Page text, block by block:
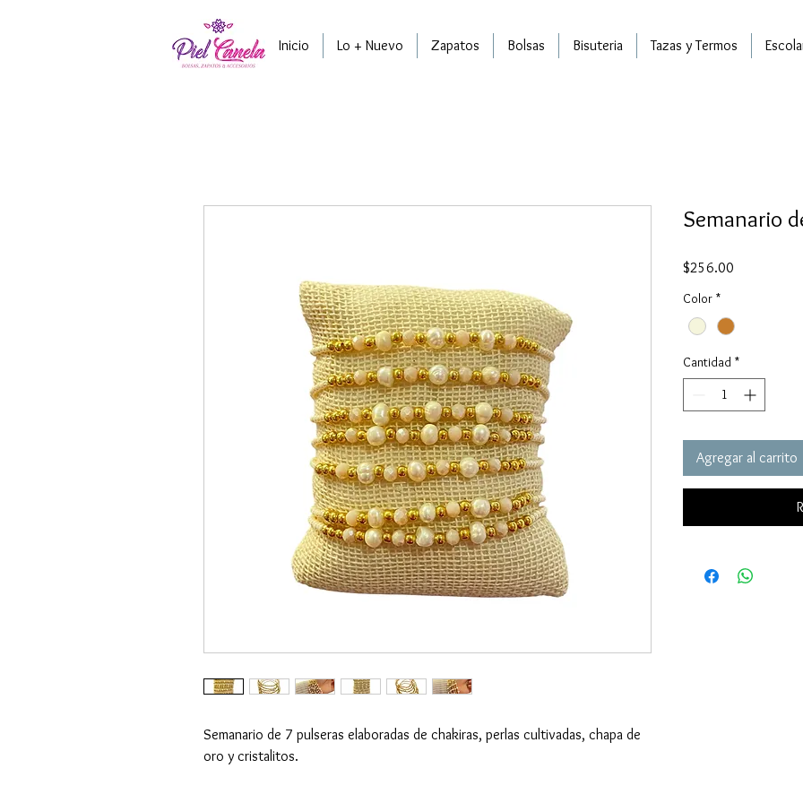
Inicio Lo + Nuevo Zapatos Bolsas Bisuteria Tazas y Termos
Semanario de 7 pulseras elaboradas de chakiras, perlas cultivadas, chapa de
oro y cristalitos.
Semanario
$256.00
Color *
Cantidad *
Agregar al carrito